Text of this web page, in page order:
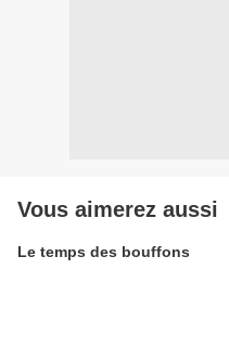
Vous aimerez aussi
Le temps des bouffons